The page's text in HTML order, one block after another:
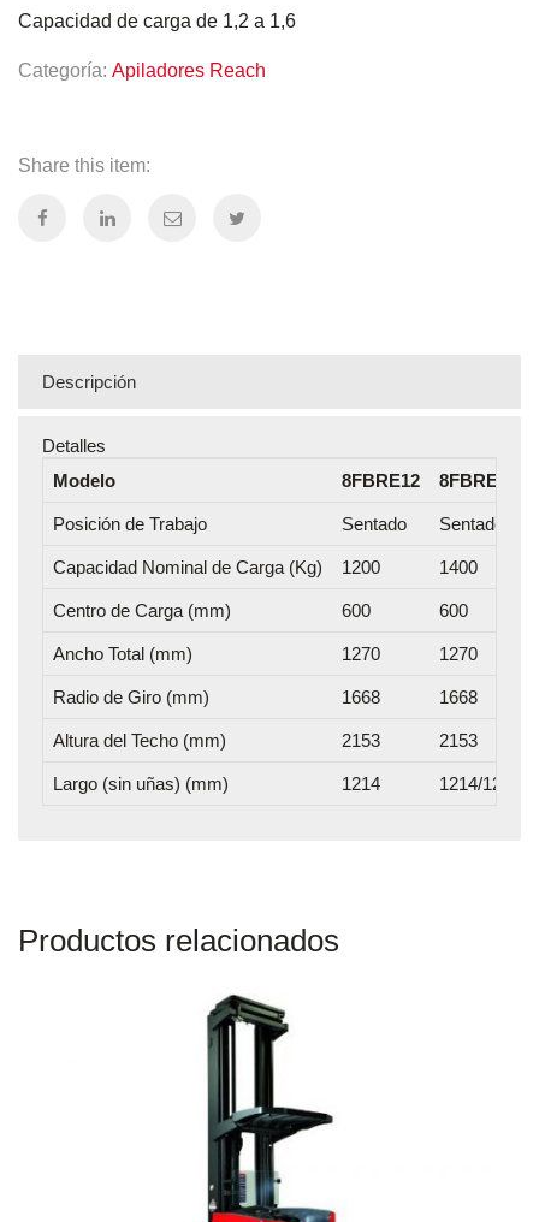
Capacidad de carga de 1,2 a 1,6
Categoría: Apiladores Reach
Share this item:
Descripción
Detalles
Modelo
8FBRE12 8FBRE14
Posición de Trabajo Sentado Sentado
Capacidad Nominal de Carga (Kg) 1200 1400
Centro de Carga (mm) 600 600
Ancho Total (mm) 1270 1270
Radio de Giro (mm) 1668 1668
Altura del Techo (mm) 2153 2153
Largo (sin uñas) (mm) 1214 1214/1286
Productos relacionados